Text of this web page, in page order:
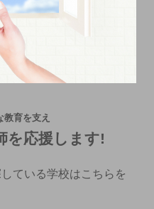
育を支え
を応援します!
ている学校はこちらを